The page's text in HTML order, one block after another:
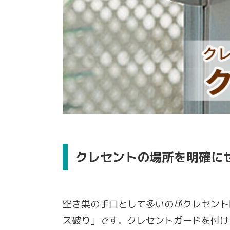
クレセントの場所を明確
空き巣の手口として多いのがクレセン
ス破り」です。クレセントガードを付